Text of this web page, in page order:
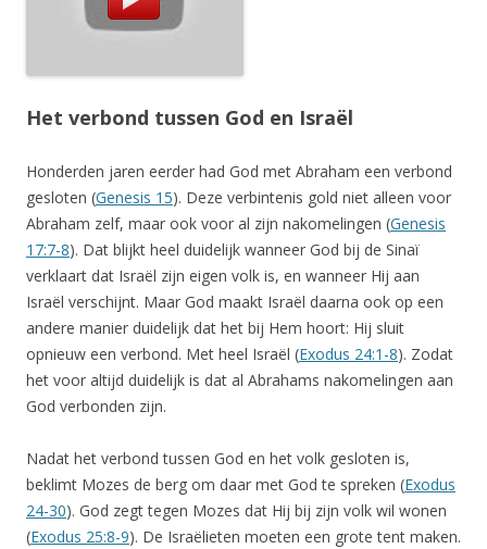
Het verbond tussen God en Israël
Honderden jaren eerder had God met Abraham een verbond
gesloten (Genesis 15). Deze verbintenis gold niet alleen voor
Abraham zelf, maar ook voor al zijn nakomelingen (Genesis
17:7-8). Dat blijkt heel duidelijk wanneer God bij de Sinaï
verklaart dat Israël zijn eigen volk is, en wanneer Hij aan
Israël verschijnt. Maar God maakt Israël daarna ook op een
andere manier duidelijk dat het bij Hem hoort: Hij sluit
opnieuw een verbond. Met heel Israël (Exodus 24:1-8). Zodat
het voor altijd duidelijk is dat al Abrahams nakomelingen aan
God verbonden zijn.
Nadat het verbond tussen God en het volk gesloten is,
beklimt Mozes de berg om daar met God te spreken (Exodus
24-30). God zegt tegen Mozes dat Hij bij zijn volk wil wonen
(Exodus 25:8-9). De Israëlieten moeten een grote tent maken.